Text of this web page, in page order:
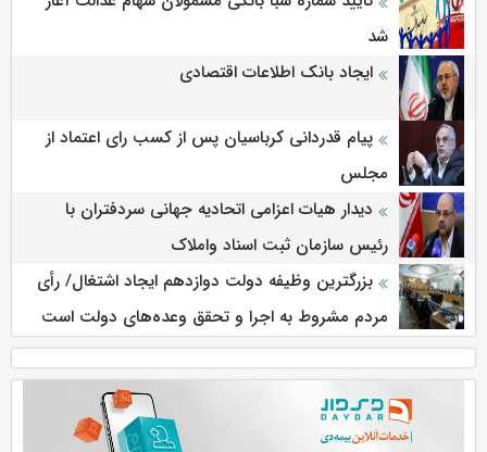
شد
ایجاد بانک اطلاعات اقتصادی
پیام قدردانی کرباسیان پس از کسب رای اعتماد از
مجلس
دیدار هیات اعزامی اتحادیه جهانی سردفتران با
رئیس سازمان ثبت اسناد واملاک
بزرگترین وظیفه دولت دوازدهم ایجاد اشتغال/ رأی
مردم مشروط به اجرا و تحقق وعده‌های دولت است